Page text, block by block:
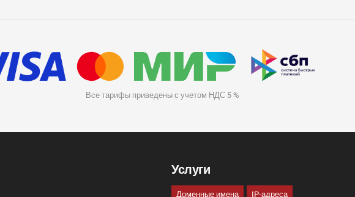
Все тарифы приведены с учетом НДС 5 %
Услуги
Доменные имена IP-адреса